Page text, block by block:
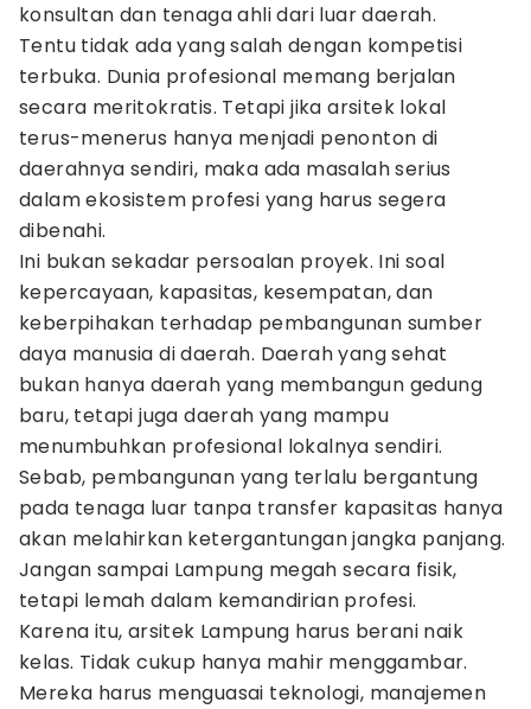
konsultan dan tenaga ahli dari luar daerah.
Tentu tidak ada yang salah dengan kompetisi
terbuka. Dunia profesional memang berjalan
secara meritokratis. Tetapi jika arsitek lokal
terus-menerus hanya menjadi penonton di
daerahnya sendiri, maka ada masalah serius
dalam ekosistem profesi yang harus segera
dibenahi.
Ini bukan sekadar persoalan proyek. Ini soal
kepercayaan, kapasitas, kesempatan, dan
keberpihakan terhadap pembangunan sumber
daya manusia di daerah. Daerah yang sehat
bukan hanya daerah yang membangun gedung
baru, tetapi juga daerah yang mampu
menumbuhkan profesional lokalnya sendiri.
Sebab, pembangunan yang terlalu bergantung
pada tenaga luar tanpa transfer kapasitas hanya
akan melahirkan ketergantungan jangka panjang.
Jangan sampai Lampung megah secara fisik,
tetapi lemah dalam kemandirian profesi.
Karena itu, arsitek Lampung harus berani naik
kelas. Tidak cukup hanya mahir menggambar.
Mereka harus menguasai teknologi, manajemen